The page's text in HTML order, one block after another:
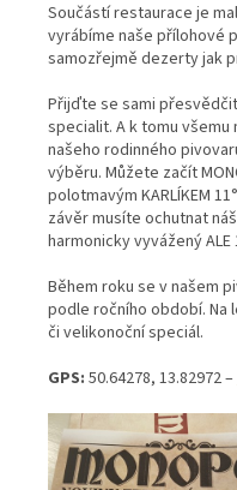
Součástí restaurace je
vyrábíme naše přílohové
samozřejmě dezerty jak
Přijďte se sami
specialit. A k tomu
našeho rodinného
výběru. Můžete začít
polotmavým KARLÍKEM
závěr musíte ochutnat
harmonicky vyvážený
Během roku se v našem
podle ročního období. Na
či velikonoční speciál.
GPS: 50.64278, 13.82972 –